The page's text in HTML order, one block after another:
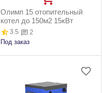
Олимп 15 отопительный
котел до 150м2 15кВт
3.5
2
Под заказ